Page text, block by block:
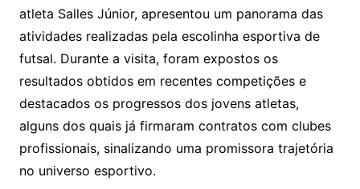
atleta Salles Júnior, apresentou um panorama das
atividades realizadas pela escolinha esportiva de
futsal. Durante a visita, foram expostos os
resultados obtidos em recentes competições e
destacados os progressos dos jovens atletas,
alguns dos quais já firmaram contratos com clubes
profissionais, sinalizando uma promissora trajetória
no universo esportivo.